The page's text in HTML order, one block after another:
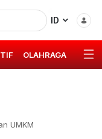
ID
OLAHRAGA GAYA
UMKM